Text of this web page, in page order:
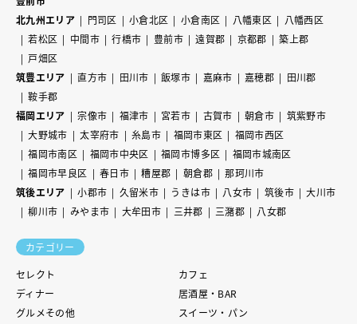
北九州エリア
門司区 小倉北区 小倉南区 八幡東区
八幡西区
若松区
中間市 行橋市 豊前市 遠賀郡 京都郡
築上郡
戸畑区
筑豊エリア
直方市 田川市 飯塚市 嘉麻市 嘉穂郡
田川郡
鞍手郡
福岡エリア
宗像市 福津市 宮若市 古賀市 朝倉市
筑紫野市
大野城市
太宰府市 糸島市 福岡市東区
福岡市西区
福岡市南区
福岡市中央区 福岡市博多区
福岡市城南区
福岡市早良区
春日市 糟屋郡 朝倉郡
那珂川市
筑後エリア
小郡市 久留米市 うきは市 八女市 筑後市
大川市
柳川市
みやま市 大牟田市 三井郡 三潴郡 八女郡
カテゴリー
セレクト
カフェ
ディナー
居酒屋・BAR
グルメその他
スイーツ・パン